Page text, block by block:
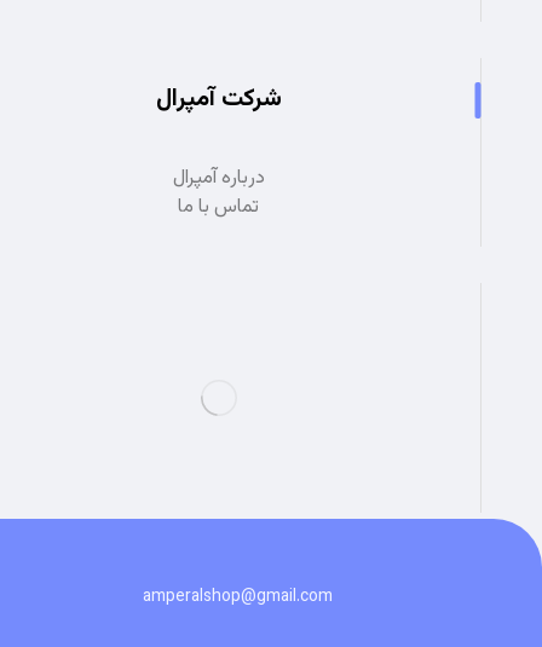
شرکت آمپرال
درباره آمپرال
تماس با ما
amperalshop@gmail.com